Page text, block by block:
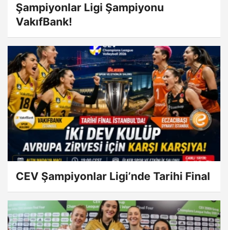
Şampiyonlar Ligi Şampiyonu
VakıfBank!
CEV Şampiyonlar Ligi’nde Tarihi Final